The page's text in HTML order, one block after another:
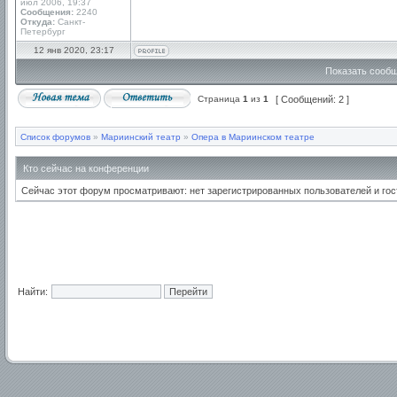
июл 2006, 19:37
Сообщения: 2240
Откуда: Санкт-
Петербург
12 янв 2020, 23:17
Показать
Страница 1 из 1 [ Сообщений: 2 ]
Список форумов » Мариинский театр » Опера в Мариинском театре
Кто сейчас на конференции
Сейчас этот форум просматривают: нет зарегистрированных пользователей и
Найти: